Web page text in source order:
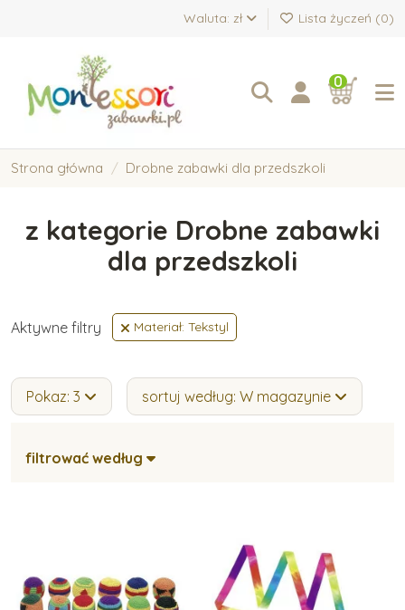
Waluta: zł Lista życzeń (0)
0
Strona główna Drobne zabawki dla przedszkoli
z kategorie Drobne zabawki
dla przedszkoli
Aktywne filtry Materiał: Tekstyl
Pokaz: 3 sortuj według: W magazynie
filtrować według